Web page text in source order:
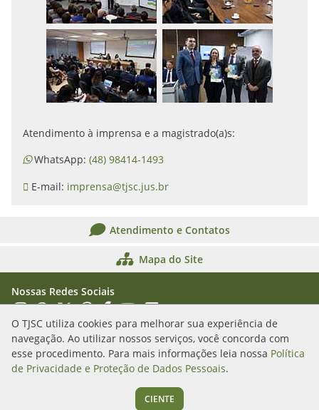
O TJSC utiliza cookies para melhorar sua experiência de
navegação. Ao utilizar nossos serviços, você concorda com
esse procedimento. Para mais informações leia nossa Política
de Privacidade e Proteção de Dados Pessoais.
CIENTE
Atendimento à imprensa e a magistrado(a)s:
WhatsApp: (48) 98414-1493
E-mail: imprensa@tjsc.jus.br
Atendimento e Contatos
Mapa do Site
Nossas Redes Sociais
Acessar Instagram
Acessar WhatsApp
Acessar XAcessar Threads
Acessar Facebook
Acessar YouTube
Acessar Flickr
Acessar SoundCloud
Rua Álvaro Millen da Silveira, n. 208
Florianópolis/SC - CEP: 88020-901
Segunda a sexta das 12h às 19h